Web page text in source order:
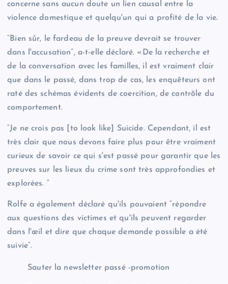
concerne sans aucun doute un lien causal entre la
violence domestique et quelqu'un qui a profité de la vie.
“Bien sûr, le fardeau de la preuve devrait se trouver
dans l'accusation”, a-t-elle déclaré. «De la recherche et
de la conversation avec les familles, il est vraiment clair
que dans le passé, dans trop de cas, les enquêteurs ont
raté des schémas évidents de coercition, de contrôle du
comportement.
“Je ne crois pas [to look like] Suicide. Cependant, il est
très clair que nous devons faire plus pour être vraiment
curieux de savoir ce qui s'est passé pour garantir que les
preuves sur les lieux du crime sont très approfondies et
explorées. “
Rolfe a également déclaré qu'ils pouvaient “répondre
aux questions des victimes et qu'ils peuvent regarder
dans l'œil et dire que chaque demande possible a été
suivie”.
Sauter la newsletter passé -promotion